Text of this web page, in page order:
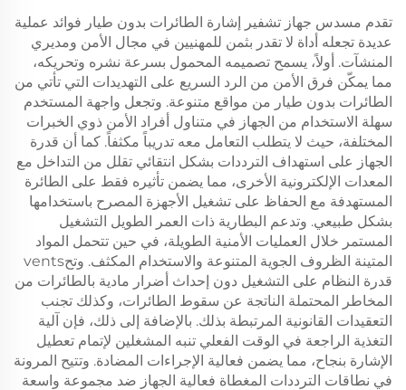
تقدم مسدس جهاز تشفير إشارة الطائرات بدون طيار فوائد عملية
عديدة تجعله أداة لا تقدر بثمن للمهنيين في مجال الأمن ومديري
المنشآت. أولاً، يسمح تصميمه المحمول بسرعة نشره وتحريكه،
مما يمكّن فرق الأمن من الرد السريع على التهديدات التي تأتي من
الطائرات بدون طيار من مواقع متنوعة. وتجعل واجهة المستخدم
سهلة الاستخدام من الجهاز في متناول أفراد الأمن ذوي الخبرات
المختلفة، حيث لا يتطلب التعامل معه تدريباً مكثفاً. كما أن قدرة
الجهاز على استهداف الترددات بشكل انتقائي تقلل من التداخل مع
المعدات الإلكترونية الأخرى، مما يضمن تأثيره فقط على الطائرة
المستهدفة مع الحفاظ على تشغيل الأجهزة المصرح باستخدامها
بشكل طبيعي. وتدعم البطارية ذات العمر الطويل التشغيل
المستمر خلال العمليات الأمنية الطويلة، في حين تتحمل المواد
المتينة الظروف الجوية المتنوعة والاستخدام المكثف. وتحvents
قدرة النظام على التشغيل دون إحداث أضرار مادية بالطائرات من
المخاطر المحتملة الناتجة عن سقوط الطائرات، وكذلك تجنب
التعقيدات القانونية المرتبطة بذلك. بالإضافة إلى ذلك، فإن آلية
التغذية الراجعة في الوقت الفعلي تنبه المشغلين لإتمام تعطيل
الإشارة بنجاح، مما يضمن فعالية الإجراءات المضادة. وتتيح المرونة
في نطاقات الترددات المغطاة فعالية الجهاز ضد مجموعة واسعة